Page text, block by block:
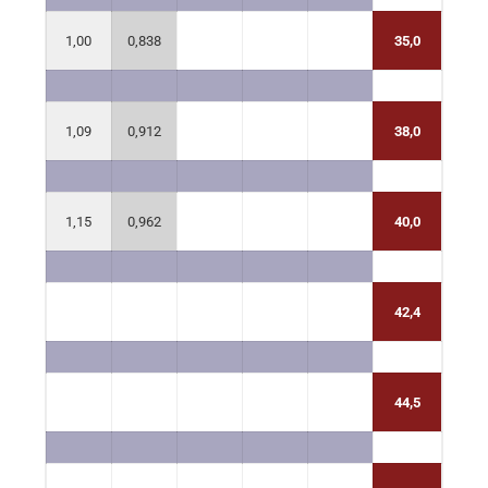
35,0
0,838
1,00
38,0
0,912
1,09
40,0
0,962
1,15
42,4
44,5